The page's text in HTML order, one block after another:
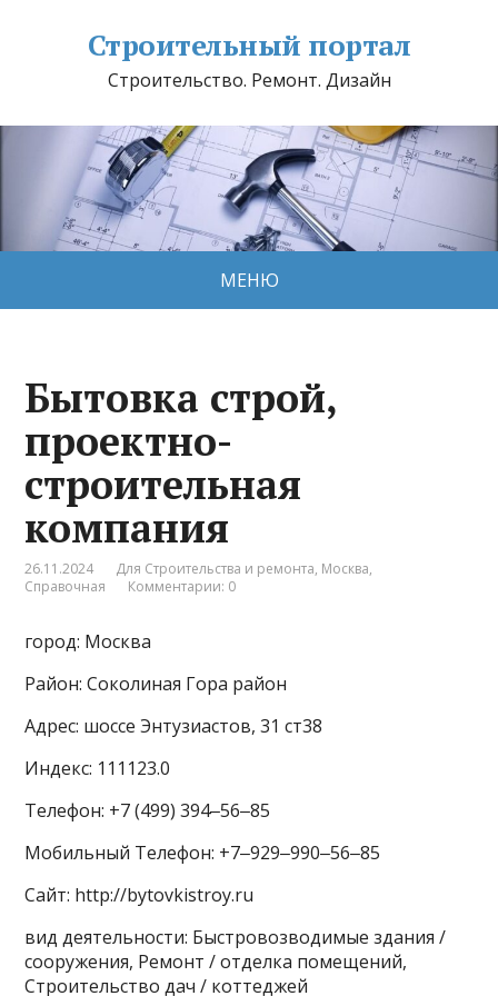
Строительный портал
Строительство. Ремонт. Дизайн
МЕНЮ
Бытовка строй,
проектно-
строительная
компания
26.11.2024 Для Строительства и ремонта, Москва,
Справочная
Комментарии: 0
город: Москва
Район: Соколиная Гора район
Адрес: шоссе Энтузиастов, 31 ст38
Индекс: 111123.0
Телефон: +7 (499) 394‒56‒85
Мобильный Телефон: +7‒929‒990‒56‒85
Сайт: http://bytovkistroy.ru
вид деятельности: Быстровозводимые здания /
сооружения, Ремонт / отделка помещений,
Строительство дач / коттеджей